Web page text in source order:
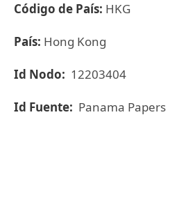
Código de País: HKG
País: Hong Kong
Id Nodo: 12203404
Id Fuente: Panama Papers